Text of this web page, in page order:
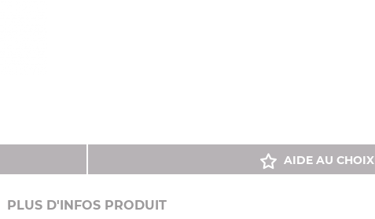
AIDE AU CHOIX
PLUS D'INFOS PRODUIT